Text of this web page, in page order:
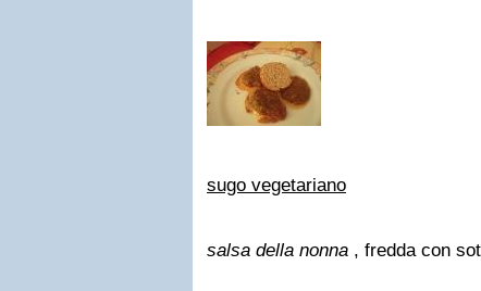
sugo vegetariano
salsa della nonna , fredda con